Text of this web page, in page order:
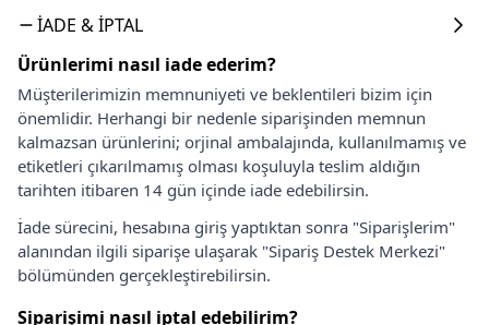
İADE & İPTAL
Ürünlerimi nasıl iade ederim?
Müşterilerimizin memnuniyeti ve beklentileri bizim için
önemlidir. Herhangi bir nedenle siparişinden memnun
kalmazsan ürünlerini; orjinal ambalajında, kullanılmamış ve
etiketleri çıkarılmamış olması koşuluyla teslim aldığın
tarihten itibaren 14 gün içinde iade edebilirsin.
İade sürecini, hesabına giriş yaptıktan sonra "Siparişlerim"
alanından ilgili siparişe ulaşarak "Sipariş Destek Merkezi"
bölümünden gerçekleştirebilirsin.
Siparişimi nasıl iptal edebilirim?